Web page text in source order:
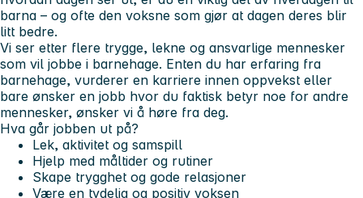
barna – og ofte den voksne som gjør at dagen deres blir
litt bedre.
Vi ser etter flere trygge, lekne og ansvarlige mennesker
som vil jobbe i barnehage. Enten du har erfaring fra
barnehage, vurderer en karriere innen oppvekst eller
bare ønsker en jobb hvor du faktisk betyr noe for andre
mennesker, ønsker vi å høre fra deg.
Hva går jobben ut på?
Lek, aktivitet og samspill
Hjelp med måltider og rutiner
Skape trygghet og gode relasjoner
Være en tydelig og positiv voksen